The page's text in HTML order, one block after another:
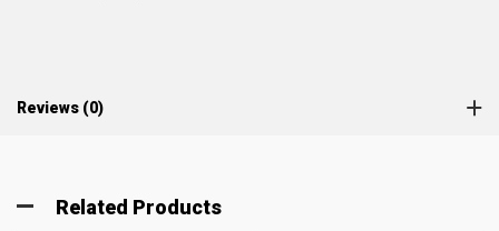
Reviews (0)
Related Products